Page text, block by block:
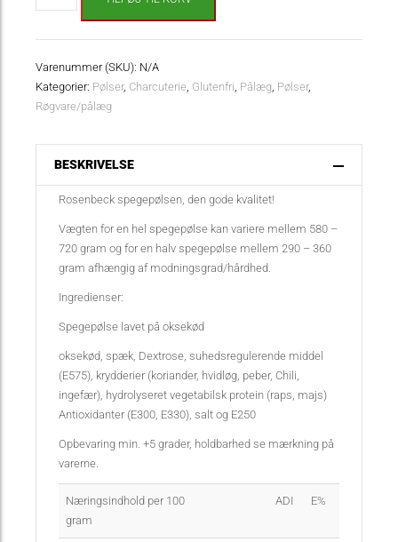
Varenummer (SKU): N/A
Kategorier: Pølser, Charcuterie, Glutenfri, Pålæg, Pølser,
Røgvare/pålæg
BESKRIVELSE
Rosenbeck spegepølsen, den gode kvalitet!
Vægten for en hel spegepølse kan variere mellem 580 –
720 gram og for en halv spegepølse mellem 290 – 360
gram afhængig af modningsgrad/hårdhed.
Ingredienser:
Spegepølse lavet på oksekød
oksekød, spæk, Dextrose, suhedsregulerende middel
(E575), krydderier (koriander, hvidløg, peber, Chili,
ingefær), hydrolyseret vegetabilsk protein (raps, majs)
Antioxidanter (E300, E330), salt og E250
Opbevaring min. +5 grader, holdbarhed se mærkning på
varerne.
Næringsindhold per 100
gram
ADI E%